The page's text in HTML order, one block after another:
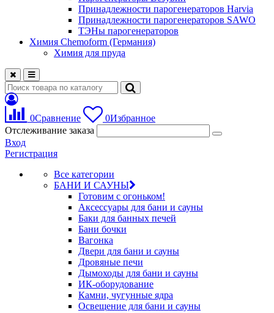
Принадлежности парогенераторов Harvia
Принадлежности парогенераторов SAWO
ТЭНы парогенераторов
Химия Chemoform (Германия)
Химия для пруда
0Сравнение 0Избранное
Отслеживание заказа
Вход
Регистрация
Все категории
БАНИ И САУНЫ
Готовим с огоньком!
Аксессуары для бани и сауны
Баки для банных печей
Бани бочки
Вагонка
Двери для бани и сауны
Дровяные печи
Дымоходы для бани и сауны
ИК-оборудование
Камни, чугунные ядра
Освещение для бани и сауны